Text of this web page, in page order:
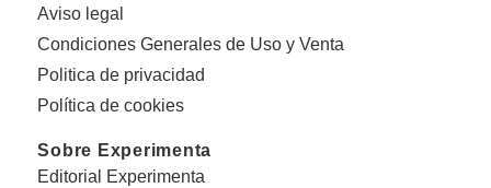
Aviso legal
Condiciones Generales de Uso y Venta
Politica de privacidad
Política de cookies
Sobre Experimenta
Editorial Experimenta